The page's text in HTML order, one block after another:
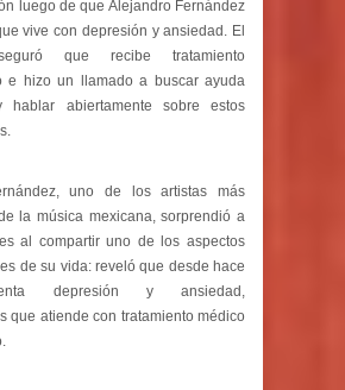
luego de que Alejandro Fernández
vive con depresión y ansiedad. El
que recibe tratamiento
e hizo un llamado a buscar ayuda
hablar abiertamente sobre estos
uno de los artistas más
la música mexicana, sorprendió a
al compartir uno de los aspectos
de su vida: reveló que desde hace
depresión y ansiedad,
que atiende con tratamiento médico